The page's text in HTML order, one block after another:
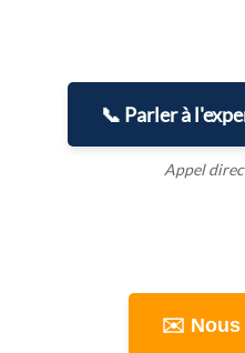
📞 Parler à
Appel
✉️ Nous